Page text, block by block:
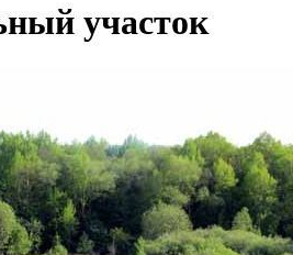
участок